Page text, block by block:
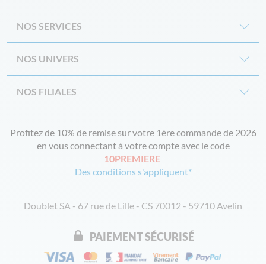
NOS SERVICES
NOS UNIVERS
NOS FILIALES
Profitez de 10% de remise sur votre 1ère commande de 2026
en vous connectant à votre compte avec le code
10PREMIERE
Des conditions s'appliquent*
Doublet SA - 67 rue de Lille - CS 70012 - 59710 Avelin
PAIEMENT SÉCURISÉ